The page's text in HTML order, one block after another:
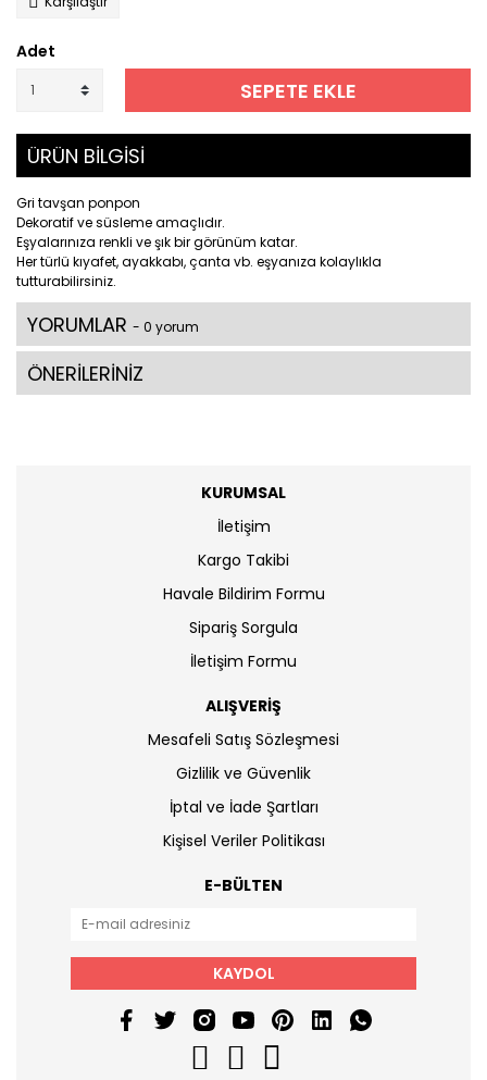
Adet
SEPETE EKLE
ÜRÜN BİLGİSİ
Gri tavşan ponpon
Dekoratif ve süsleme amaçlıdır.
Eşyalarınıza renkli ve şık bir görünüm katar.
Her türlü kıyafet, ayakkabı, çanta vb. eşyanıza kolaylıkla
tutturabilirsiniz.
YORUMLAR - 0 yorum
ÖNERİLERİNİZ
KURUMSAL
İletişim
Kargo Takibi
Havale Bildirim Formu
Sipariş Sorgula
İletişim Formu
ALIŞVERİŞ
Mesafeli Satış Sözleşmesi
Gizlilik ve Güvenlik
İptal ve İade Şartları
Kişisel Veriler Politikası
E-BÜLTEN
KAYDOL